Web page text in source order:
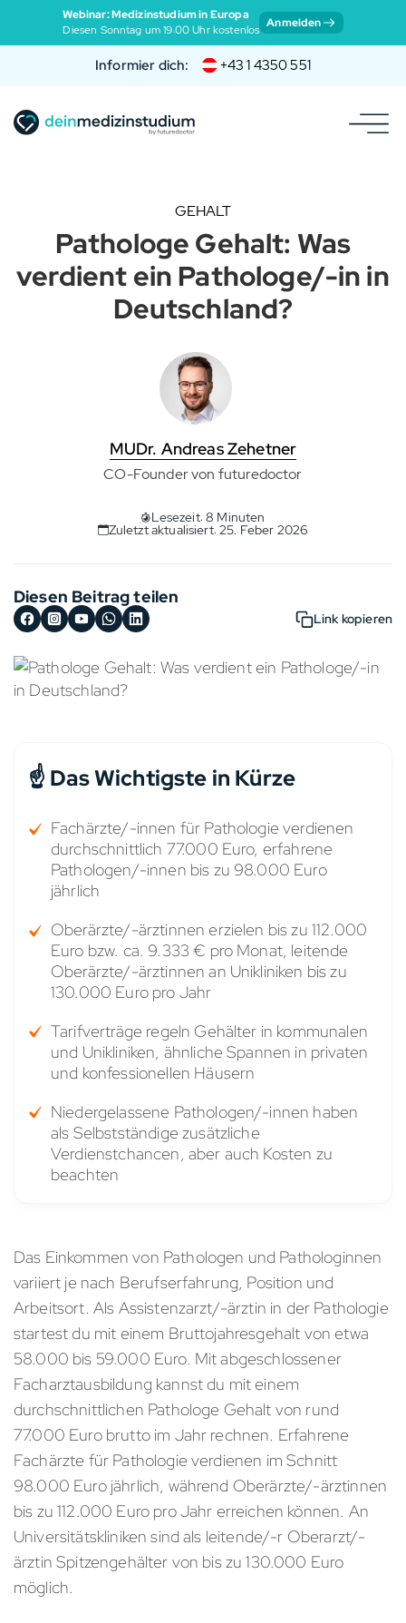
Webinar: Medizinstudium in Europa
Diesen Sonntag um 19:00 Uhr kostenlos Anmelden
Informier dich: +43 1 4350 551
GEHALT
Pathologe Gehalt: Was
verdient ein Pathologe/-in in
Deutschland?
MUDr. Andreas Zehetner
CO-Founder von futuredoctor
Lesezeit: 8 Minuten
Zuletzt aktualisiert: 25. Feber 2026
Diesen Beitrag teilen
Link kopieren
☝️ Das Wichtigste in Kürze
Fachärzte/-innen für Pathologie verdienen
durchschnittlich 77.000 Euro, erfahrene
Pathologen/-innen bis zu 98.000 Euro
jährlich
Oberärzte/-ärztinnen erzielen bis zu 112.000
Euro bzw. ca. 9.333 € pro Monat, leitende
Oberärzte/-ärztinnen an Unikliniken bis zu
130.000 Euro pro Jahr
Tarifverträge regeln Gehälter in kommunalen
und Unikliniken, ähnliche Spannen in privaten
und konfessionellen Häusern
Niedergelassene Pathologen/-innen haben
als Selbstständige zusätzliche
Verdienstchancen, aber auch Kosten zu
beachten
Das Einkommen von Pathologen und Pathologinnen
variiert je nach Berufserfahrung, Position und
Arbeitsort. Als Assistenzarzt/-ärztin in der Pathologie
startest du mit einem Bruttojahresgehalt von etwa
58.000 bis 59.000 Euro. Mit abgeschlossener
Facharztausbildung kannst du mit einem
durchschnittlichen Pathologe Gehalt von rund
77.000 Euro brutto im Jahr rechnen. Erfahrene
Fachärzte für Pathologie verdienen im Schnitt
98.000 Euro jährlich, während Oberärzte/-ärztinnen
bis zu 112.000 Euro pro Jahr erreichen können. An
Universitätskliniken sind als leitende/-r Oberarzt/-
ärztin Spitzengehälter von bis zu 130.000 Euro
möglich.